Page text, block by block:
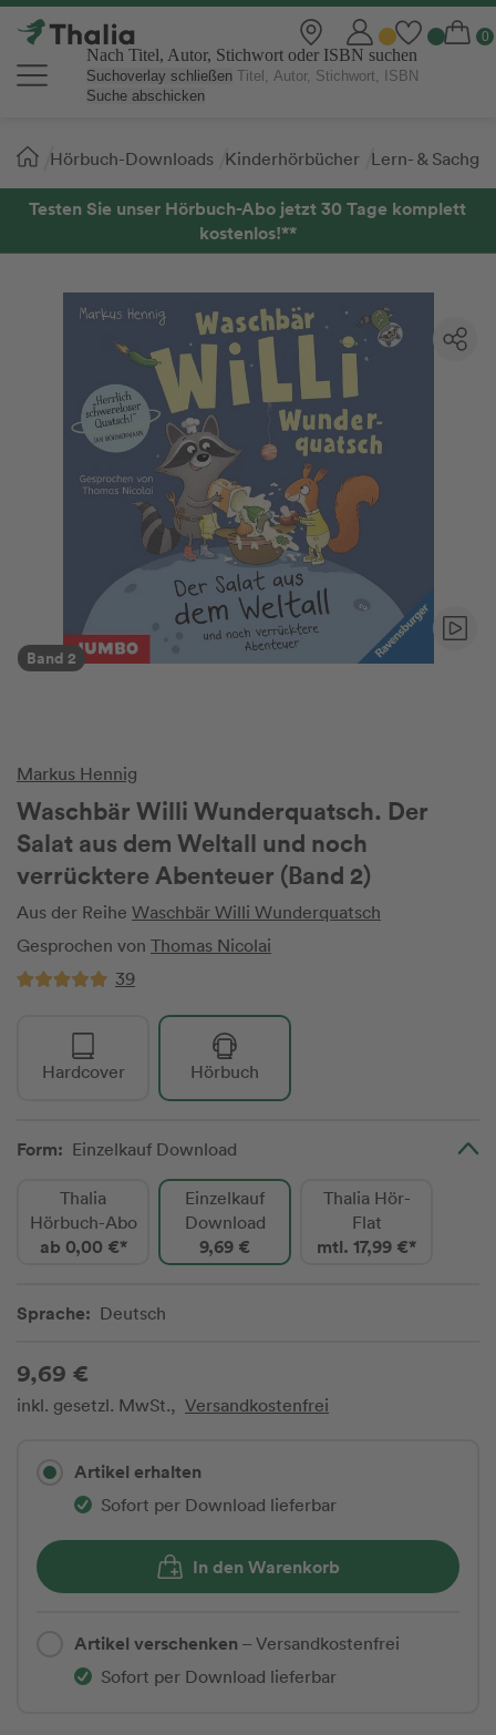
Nach Titel, Autor, Stichwort oder ISBN suchen
Suchoverlay schließen
Suche abschicken
Sie
sind
hier:
Hörbuch-Downloads Kinderhörbücher Lern- &
Testen Sie unser Hörbuch-Abo jetzt 30 Tage komplett
kostenlos!**
Band 2
Markus Hennig
Waschbär Willi Wunderquatsch. Der
Salat aus dem Weltall und noch
verrücktere Abenteuer (Band 2)
Aus der Reihe Waschbär Willi Wunderquatsch
Gesprochen von Thomas Nicolai
39
Hardcover Hörbuch
Form: Einzelkauf Download
Thalia
Hörbuch-Abo
ab 0,00 €*
Einzelkauf
Download
9,69 €
Thalia Hör-
Flat
mtl. 17,99 €*
Sprache: Deutsch
9,69 €
inkl. gesetzl. MwSt., Versandkostenfrei
Artikel erhalten
Sofort per Download lieferbar
In den Warenkorb
Artikel verschenken – Versandkostenfrei
Sofort per Download lieferbar